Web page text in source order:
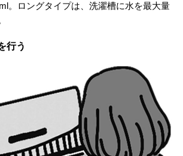
。ロングタイプは、洗濯槽に水を最大量
行う